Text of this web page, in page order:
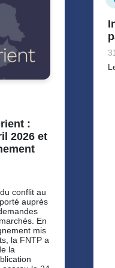
:
2026 et
conflit au
auprès
En
mis
la FNTP a
la